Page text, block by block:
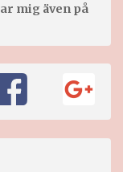
mig även på